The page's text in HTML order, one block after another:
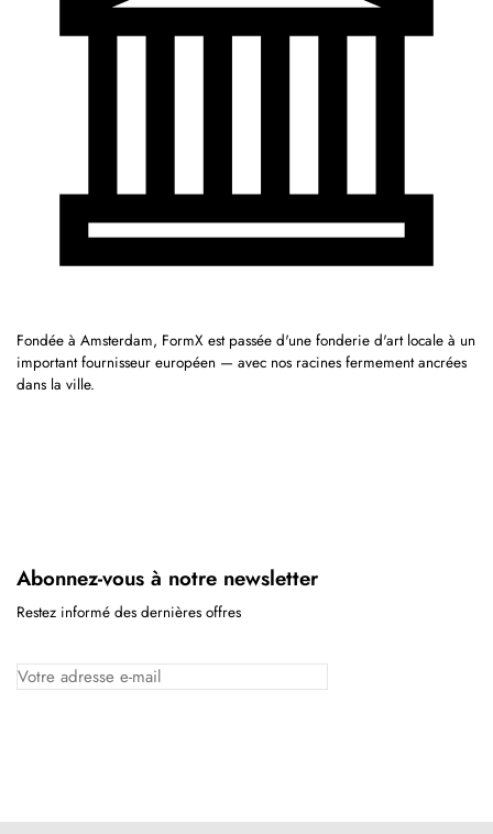
Fondée à Amsterdam, FormX est passée d'une fonderie d'art locale à un
important fournisseur européen — avec nos racines fermement ancrées
dans la ville.
Abonnez-vous à notre newsletter
Restez informé des dernières offres